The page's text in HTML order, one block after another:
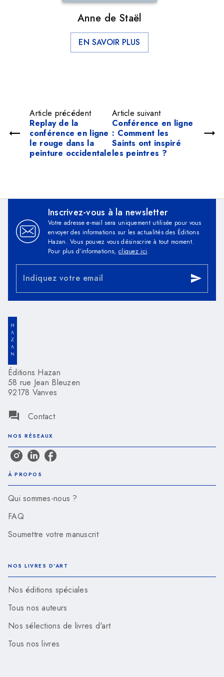
Anne de Staël
EN SAVOIR PLUS
Article précédent
Replay de la
conférence en ligne
le rouge dans la
peinture occidentale
Article suivant
Conférence en ligne
: Comment les
Saints ont inspiré
les peintres ?
Inscrivez-vous à la newsletter
Votre adresse e-mail sera uniquement utilisée pour vous
envoyer des informations sur les actualités des Éditions
Hazan. Vous pouvez vous désinscrire à tout moment.
Pour plus d’informations, cliquez ici.
Indiquez votre email send
Éditions Hazan
58 rue Jean Bleuzen
92178 Vanves
question_answer Contact
NOS RÉSEAUX
À PROPOS
Qui sommes-nous ?
FAQ
Soumettre votre manuscrit
NOS LIVRES D'ART
Nos éditions spéciales
Tous nos auteurs
Nos sélections de livres d'art
Tous nos livres